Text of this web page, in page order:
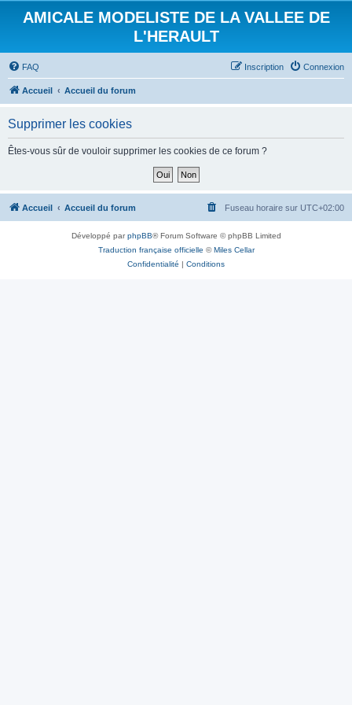
AMICALE MODELISTE DE LA VALLEE DE
L'HERAULT
FAQ Connexion
Inscription
Accueil Accueil du forum
Supprimer les cookies
Êtes-vous sûr de vouloir supprimer les cookies de ce forum ?
Accueil Accueil du forum Fuseau horaire sur UTC+02:00
Développé parphpBB® Forum Software © phpBB Limited
Traduction française officielle ©Miles Cellar
Confidentialité | Conditions